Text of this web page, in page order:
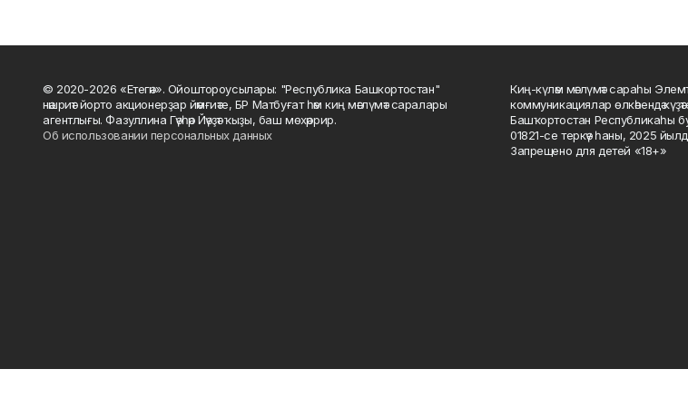
© 2020-2026 «Етегән». Ойоштороусылары: "Республика Башкортостан"
нәшриәт йорто акционерҙар йәмғиәте, БР Матбуғат һәм киң мәғлүмәт саралары
агентлығы. Фазуллина Гәүһәр Йәүҙәт ҡыҙы, баш мөхәррир.
Об использовании персональных данных
Киң-күләм мәғлүмәт сараһы
коммуникациялар өлкәһендә
Башҡортостан Республикаһы
01821-се теркәү һаны, 2025
Запрещено для детей «18+»